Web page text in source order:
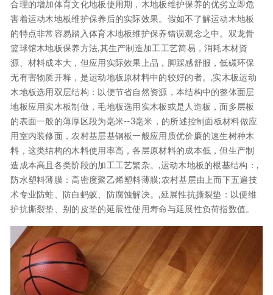
合理的增加体育文化地板使用期，木地板维护保养的优劣立即危
害着运动木地板维护保养后的实际效果。假如不了解运动木地板
的特点非常容易踏入体育木地板维护保养错误观念之中。双龙骨
篮球馆木地板保养方法,其生产制造加工工艺简易，消耗木材資
源、材料成本大，但应用实际效果上品，脚踩感舒服，低碳环保
无有害物质开释，是运动地板原材料中的较好的者。,实木板运动
木地板选用双层结构：以便节省自然资源，本结构中的整体面层
地板应用实木板制做，毛地板选用实木板或是人造板，面多层板
的表面一般的薄厚区段为毫米--3毫米，的所述控制面板材料做应
用室内装修面，农村基层基钢板一般应用质优价廉的速生树种木
料，这类结构的木料使用率高，各层原材料的成本低，但生产制
造成本高且各类阶段的加工工艺繁杂。,运动木地板的根基结构：,
防水塑料薄膜：高密度聚乙烯塑料薄膜;农村基层由上而下五遍技
术专业防蛀、防白蚂蚁、防腐蚀解决。,延展性抗撕裂垫：以便维
护抗撕裂垫、别的皮垫的延展性使用寿命与延展性负荷指数值。